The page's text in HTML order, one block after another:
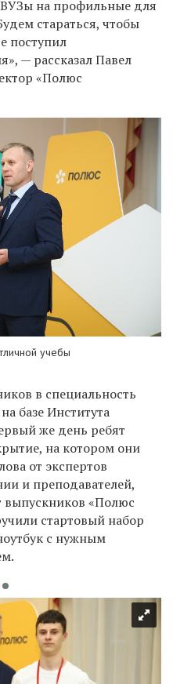
ВУЗы на профильные для
стараться, чтобы
поступил
— рассказал Павел
«Полюс
учебы
в специальность
базе Института
же день ребят
на котором они
от экспертов
и преподавателей,
выпускников «Полюс
стартовый набор
с нужным